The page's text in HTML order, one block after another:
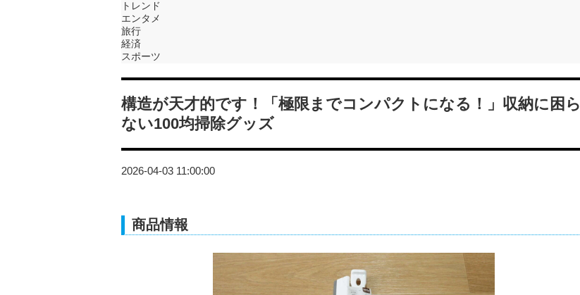
トレンド
エンタメ
旅行
経済
スポーツ
構造が天才的です！「極限までコンパクトになる！」収納に困ら
ない100均掃除グッズ
2026-04-03 11:00:00
商品情報